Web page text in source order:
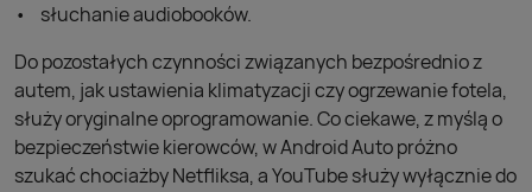
słuchanie audiobooków.
Do pozostałych czynności związanych bezpośrednio z
autem, jak ustawienia klimatyzacji czy ogrzewanie fotela,
służy oryginalne oprogramowanie. Co ciekawe, z myślą o
bezpieczeństwie kierowców, w Android Auto próżno
szukać chociażby Netfliksa, a YouTube służy wyłącznie do